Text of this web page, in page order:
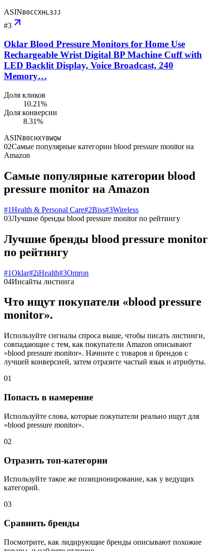
ASINB0CCXHL3JJ
#3
Oklar Blood Pressure Monitors for Home Use
Rechargeable Wrist Digital BP Machine Cuff with
LED Backlit Display, Voice Broadcast, 240
Memory…
Доля кликов
10.21%
Доля конверсии
8.31%
ASINB0CHXY8WQW
02Самые популярные категории blood pressure monitor на
Amazon
Самые популярные категории blood
pressure monitor на Amazon
#1Health & Personal Care#2Biss#3Wireless
03Лучшие бренды blood pressure monitor по рейтингу
Лучшие бренды blood pressure monitor
по рейтингу
#1Oklar#2iHealth#3Omron
04Инсайты листинга
Что ищут покупатели «blood pressure
monitor».
Используйте сигналы спроса выше, чтобы писать листинги,
совпадающие с тем, как покупатели Amazon описывают
«blood pressure monitor». Начните с товаров и брендов с
лучшей конверсией, затем отразите частый язык и атрибуты.
01
Попасть в намерение
Используйте слова, которые покупатели реально ищут для
«blood pressure monitor».
02
Отразить топ-категории
Используйте такое же позиционирование, как у ведущих
категорий.
03
Сравнить бренды
Посмотрите, как лидирующие бренды описывают похожие